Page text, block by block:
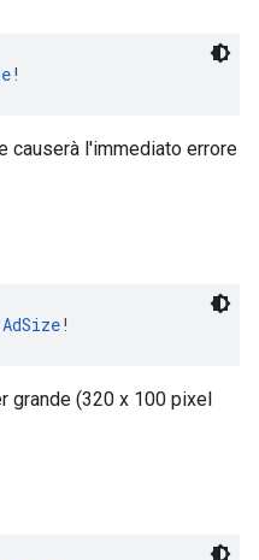
!
causerà l'immediato errore
AdSize!
grande (320 x 100 pixel